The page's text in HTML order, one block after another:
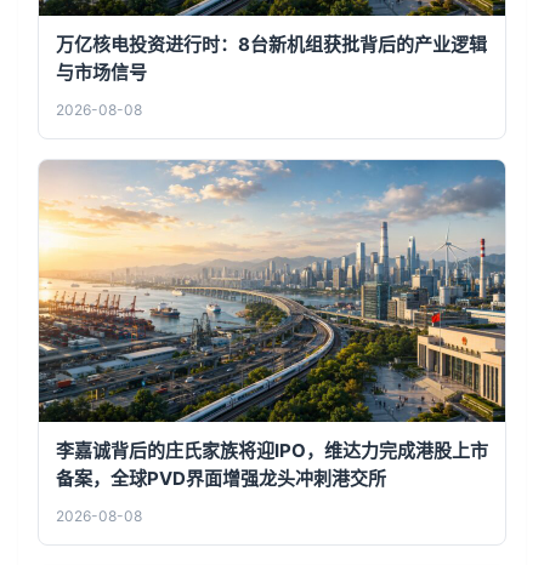
万亿核电投资进行时：8台新机组获批背后的产业逻辑
与市场信号
2026-08-08
李嘉诚背后的庄氏家族将迎IPO，维达力完成港股上市
备案，全球PVD界面增强龙头冲刺港交所
2026-08-08